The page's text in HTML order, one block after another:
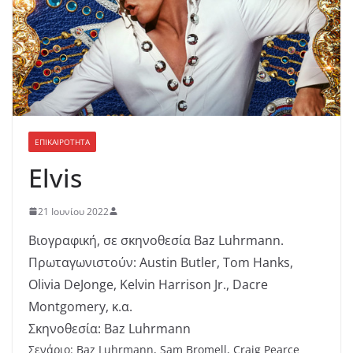
ΕΠΙΚΑΙΡΟΤΗΤΑ
Elvis
21 Ιουνίου 2022
Βιογραφική, σε σκηνοθεσία Baz Luhrmann.
Πρωταγωνιστούν: Austin Butler, Tom Hanks,
Olivia DeJonge, Kelvin Harrison Jr., Dacre
Montgomery, κ.α.
Σκηνοθεσία: Baz Luhrmann
Σενάριο: Baz Luhrmann, Sam Bromell, Craig Pearce